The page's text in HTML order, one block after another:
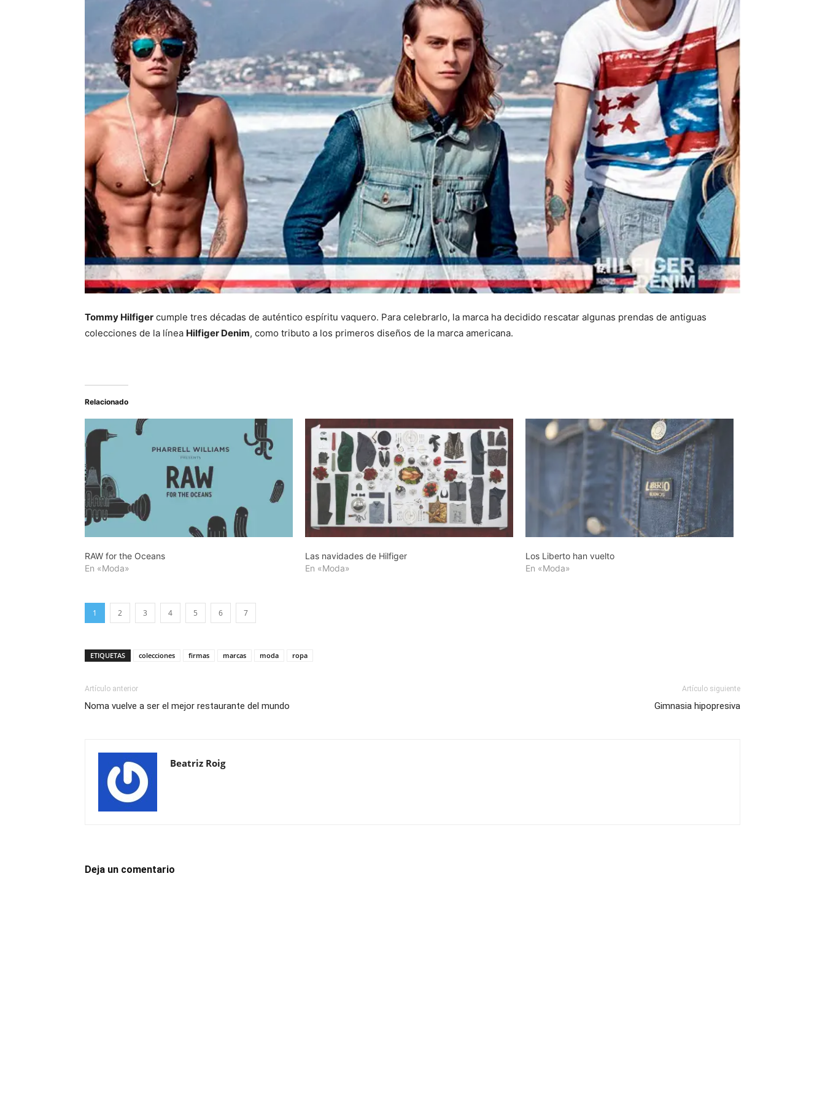
Tommy Hilfiger cumple tres décadas de auténtico espíritu vaquero. Para celebrarlo, la marca ha decidido rescatar algunas prendas de antiguas
colecciones de la línea Hilfiger Denim, como tributo a los primeros diseños de la marca americana.
Relacionado
RAW for the Oceans
En «Moda»
Las navidades de Hilfiger
En «Moda»
Los Liberto han vuelto
En «Moda»
1 2 3 4 5 6 7
ETIQUETAS colecciones firmas marcas moda ropa
Artículo anterior
Noma vuelve a ser el mejor restaurante del mundo
Artículo siguiente
Gimnasia hipopresiva
Beatriz Roig
Deja un comentario